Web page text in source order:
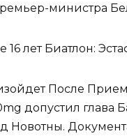
министра
лет Биатлон:
После
допустил глава
Новотны.